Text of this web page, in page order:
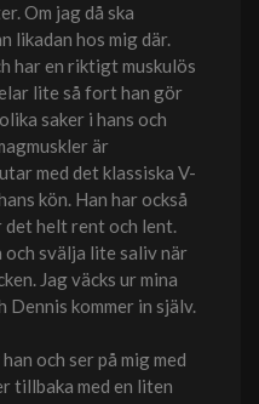
Om jag då ska
likadan hos mig där.
har en riktigt muskulös
lite så fort han gör
saker i hans och
är
med det klassiska V-
kön. Han har också
det helt rent och lent.
och svälja lite saliv när
Jag väcks ur mina
Dennis kommer in själv.
och ser på mig med
tillbaka med en liten